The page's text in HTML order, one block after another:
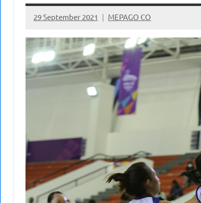
29 September 2021 MEPAGO CO
No
comments